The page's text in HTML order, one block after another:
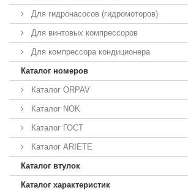
Для гидронасосов (гидромоторов)
Для винтовых компрессоров
Для компрессора кондиционера
Каталог номеров
Каталог ORPAV
Каталог NOK
Каталог ГОСТ
Каталог ARIETE
Каталог втулок
Каталог характеристик